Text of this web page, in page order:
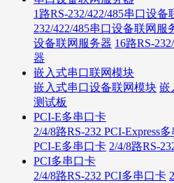
1路RS-232/422/485串口设备
232/422/485串口设备联网服
设备联网服务器 16路RS-
器
嵌入式串口联网模块
嵌入式串口设备联网模块 嵌
测试板
PCI-E多串口卡
2/4/8路RS-232 PCI-Express
PCI-E多串口卡 2/4/8路RS-
PCI多串口卡
2/4/8路RS-232 PCI多串口卡